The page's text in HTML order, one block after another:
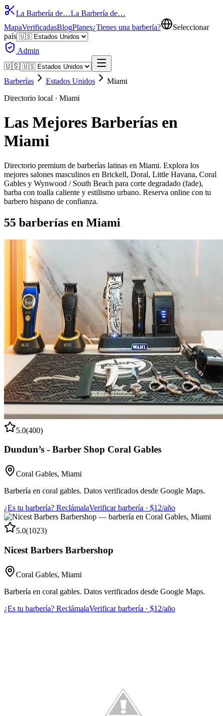
La Barbería de…La Barbería de…
MapaVerificadasBlogPlanes¿Tienes una barbería?
Seleccionar
país
Admin
🇺🇸
Barberías
Estados Unidos
Miami
Directorio local · Miami
Las Mejores Barberías en
Miami
Directorio premium de barberías latinas en Miami. Explora los
mejores salones masculinos en Brickell, Doral, Little Havana, Coral
Gables y Wynwood / South Beach para corte degradado (fade),
barba con toalla caliente y estilismo urbano. Reserva online con tu
barbero hispano de confianza.
55 barberías en Miami
5.0(400)
Dundun’s - Barber Shop Coral Gables
Coral Gables, Miami
Barbería en coral gables. Datos verificados desde Google Maps.
¿Es tu barbería? ReclámalaVerificar barbería · $12/año
5.0(1023)
Nicest Barbers Barbershop
Coral Gables, Miami
Barbería en coral gables. Datos verificados desde Google Maps.
¿Es tu barbería? ReclámalaVerificar barbería · $12/año